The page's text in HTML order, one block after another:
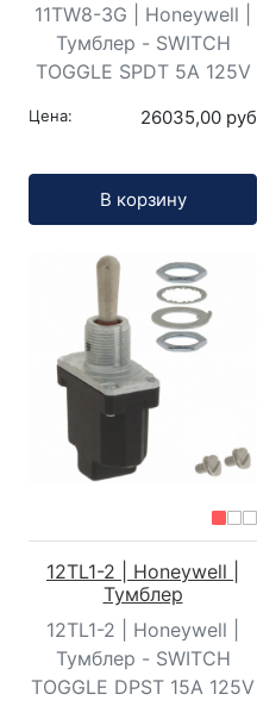
11TW8-3G | Honeywell |
Тумблер - SWITCH
TOGGLE SPDT 5A 125V
Цена: 26035,00 руб
В корзину
12TL1-2 | Honeywell |
Тумблер
12TL1-2 | Honeywell |
Тумблер - SWITCH
TOGGLE DPST 15A 125V